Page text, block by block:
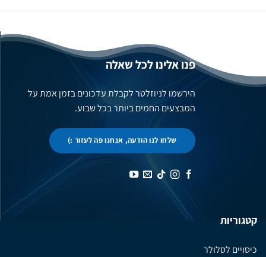
בעמוד
המוצר
פנו אלינו לכל שאלה
הירשמו לניוזלטר לקבלת עדכונים בזמן אמת על
המבצעים החמים ביותר בכל שבוע.
שלחו לנו הודעה, אנחנו פה לעזור :)
קטגוריות
כיסויים לסלולר